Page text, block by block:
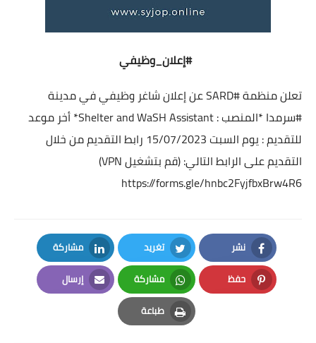
#إعلان_وظيفي
تعلن منظمة#SARD
عن إعلان شاغر وظيفي في مدينة
#سرمدا *المنصب : Shelter and WaSH Assistant*
أخر موعد
للتقديم : يوم السبت 15/07/2023
رابط التقديم من خلال
التقديم على الرابط التالي: (قم بتشغيل VPN)
https://forms.gle/hnbc2FyjfbxBrw4R6
نشر
Facebook
تغريد
Twitter
مشاركة
LinkedIn
حفظ
Pinterest
مشاركة
Whatsapp
إرسال
Email
طباعة
Print